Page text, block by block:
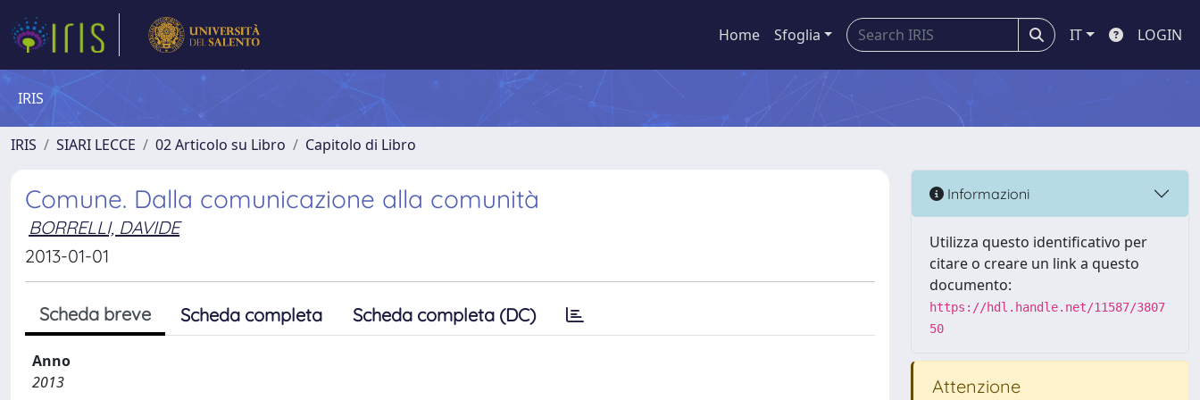
Home Sfoglia IT LOGIN
IRIS
IRIS SIARI LECCE 02 Articolo su Libro Capitolo di Libro
Comune. Dalla comunicazione alla comunità
BORRELLI, DAVIDE
2013-01-01
Scheda breve Scheda completa Scheda completa (DC)
Anno
2013
Informazioni
Utilizza questo identificativo per
citare o creare un link a questo
documento:
https://hdl.handle.net/11587/3807
50
Attenzione